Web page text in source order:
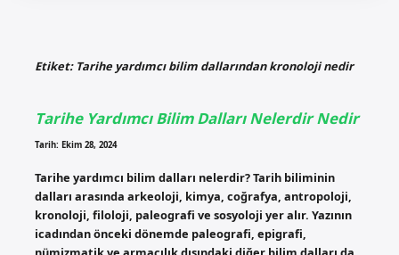
Etiket: Tarihe yardımcı bilim dallarından kronoloji nedir
Tarihe Yardımcı Bilim Dalları Nelerdir Nedir
Tarih: Ekim 28, 2024
Tarihe yardımcı bilim dalları nelerdir? Tarih biliminin
dalları arasında arkeoloji, kimya, coğrafya, antropoloji,
kronoloji, filoloji, paleografi ve sosyoloji yer alır. Yazının
icadından önceki dönemde paleografi, epigrafi,